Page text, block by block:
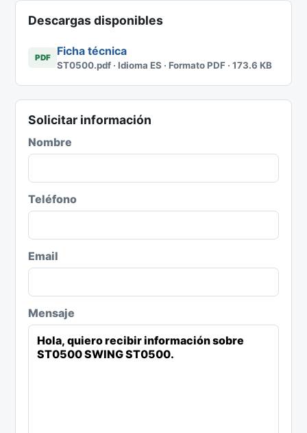
Descargas disponibles
PDF Ficha técnica
ST0500.pdf · Idioma ES · Formato PDF · 173.6 KB
Solicitar información
Nombre
Teléfono
Email
Mensaje